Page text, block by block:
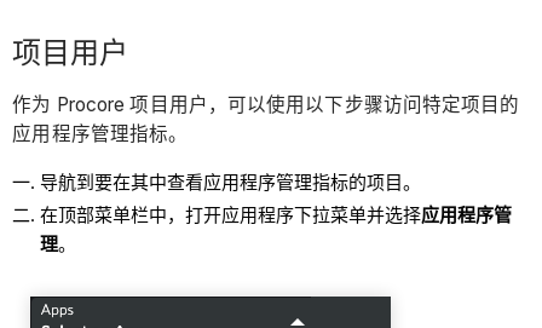
项目用户
作为 Procore 项目用户，可以使用以下步骤访问特定项目的
应用程序管理指标。
导航到要在其中查看应用程序管理指标的项目。
在顶部菜单栏中，打开应用程序下拉菜单并选择应用程序管
理。